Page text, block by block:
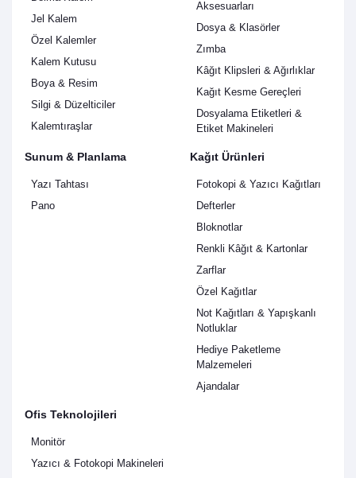
Jel Kalem
Özel Kalemler
Kalem Kutusu
Boya & Resim
Silgi & Düzelticiler
Kalemtıraşlar
Aksesuarları
Dosya & Klasörler
Zımba
Kâğıt Klipsleri & Ağırlıklar
Kağıt Kesme Gereçleri
Dosyalama Etiketleri &
Etiket Makineleri
Sunum & Planlama
Yazı Tahtası
Pano
Kağıt Ürünleri
Fotokopi & Yazıcı Kağıtları
Defterler
Bloknotlar
Renkli Kâğıt & Kartonlar
Zarflar
Özel Kağıtlar
Not Kağıtları & Yapışkanlı
Notluklar
Hediye Paketleme
Malzemeleri
Ajandalar
Ofis Teknolojileri
Monitör
Yazıcı & Fotokopi Makineleri